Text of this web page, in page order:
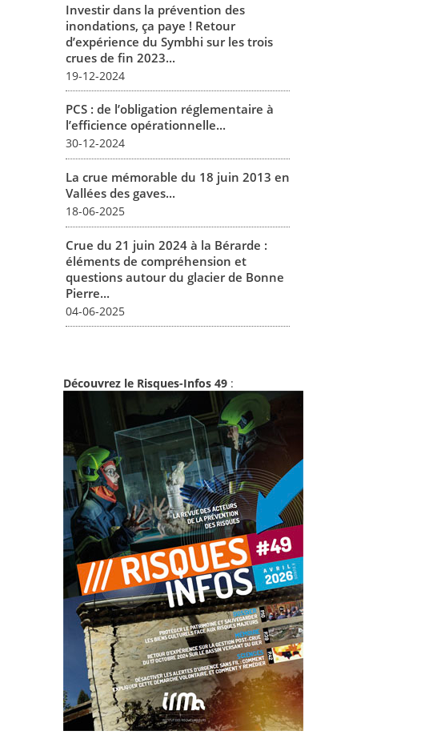
Investir dans la prévention des
inondations, ça paye ! Retour
d’expérience du Symbhi sur les trois
crues de fin 2023...
19-12-2024
PCS : de l’obligation réglementaire à
l’efficience opérationnelle...
30-12-2024
La crue mémorable du 18 juin 2013 en
Vallées des gaves...
18-06-2025
Crue du 21 juin 2024 à la Bérarde :
éléments de compréhension et
questions autour du glacier de Bonne
Pierre...
04-06-2025
Découvrez le Risques-Infos 49 :